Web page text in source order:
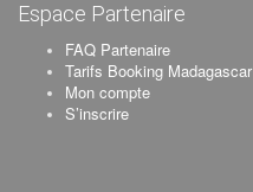
Espace Partenaire
FAQ Partenaire
Tarifs Booking Madagascar
Mon compte
S’inscrire